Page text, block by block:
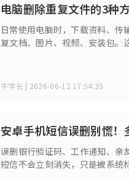
电脑删除重复文件的3种
日常使用电脑时，下载资料、传
复文档、图片、视频、安装包。
牛学长 | 2026-06-12 17:54:35
安卓手机短信误删别慌
误删银行验证码、工作通知、亲
短信不会立刻消失，只是被系统